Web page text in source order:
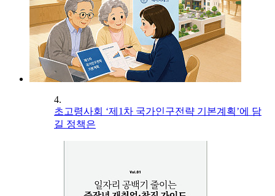
4.
초고령사회 ‘제1차 국가인구전략 기본계획’에 담
길 정책은